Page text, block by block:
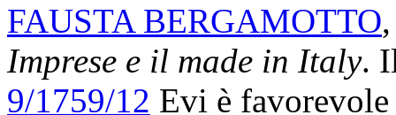
FAUSTA BERGAMOTTO,
Imprese e il made in Italy.
9/1759/12 Evi è